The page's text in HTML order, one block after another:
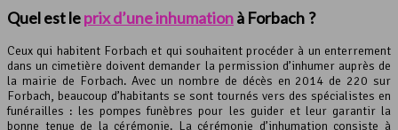
Quel est leprix d’une inhumationà Forbach ?
Ceux qui habitent Forbach et qui souhaitent procéder à un enterrement
dans un cimetière doivent demander la permission d’inhumer auprès de
la mairie de Forbach. Avec un nombre de décès en 2014 de 220 sur
Forbach, beaucoup d’habitants se sont tournés vers des spécialistes en
funérailles : les pompes funèbres pour les guider et leur garantir la
bonne tenue de la cérémonie. La cérémonie d’inhumation consiste à